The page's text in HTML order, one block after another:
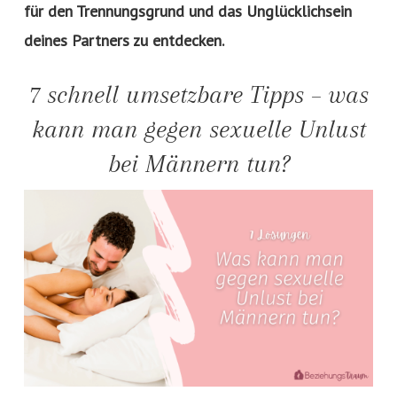
für den Trennungsgrund und das Unglücklichsein
deines Partners zu entdecken.
7 schnell umsetzbare Tipps – was
kann man gegen sexuelle Unlust
bei Männern tun?